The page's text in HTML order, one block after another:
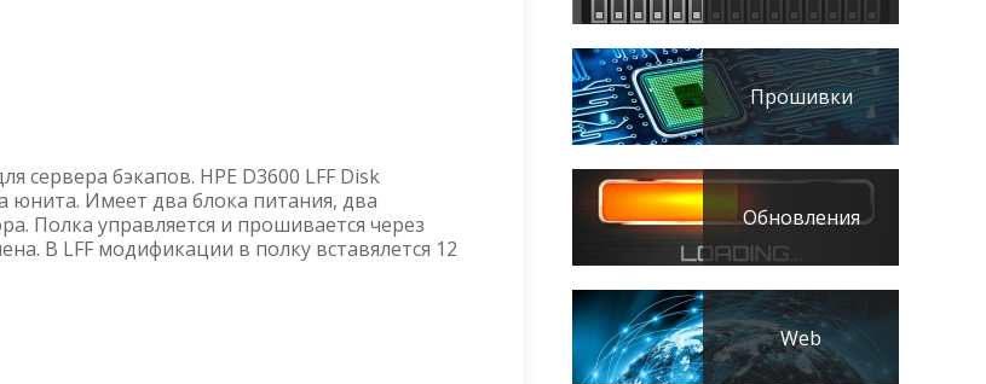
сервера бэкапов. HPE D3600 LFF Disk
юнита. Имеет два блока питания, два
Полка управляется и прошивается через
В LFF модификации в полку вставялется 12
Прошивки
Обновления
Web